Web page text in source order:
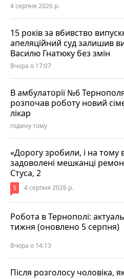
4 серпня 2026 р.
15 років за вбивство
апеляційний суд залишив
Василю Гнатюку без змін
Вчора о 17:07
В амбулаторії №6
розпочав роботу новий
лікар
годину тому
«Дорогу зробили, і на тому
задоволені мешканці
Стуса, 2
5 4 серпня 2026 р.
Робота в Тернополі:
тижня (оновлено 5 серпня)
Вчора о 14:13
Після розголосу чоловіка,